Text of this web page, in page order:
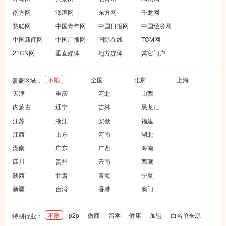
南方网
澎湃网 东方网
千龙网
慧聪网
中国青年网 中国日报网
中国经济网
中国新闻网
中国广播网 国际在线
TOM网
21CN网
垂直媒体 地方媒体 其它门户
覆盖区域： 不限 全国 北京
上海
天津
重庆 河北
山西
内蒙古
辽宁 吉林
黑龙江
江苏
浙江 安徽
福建
江西
山东 河南
湖北
湖南
广东 广西
海南
四川
贵州 云南
西藏
陕西
甘肃 青海
宁夏
新疆
台湾 香港 澳门
特别行业： 不限 p2p 微商 留学 健康 加盟
白名单来源